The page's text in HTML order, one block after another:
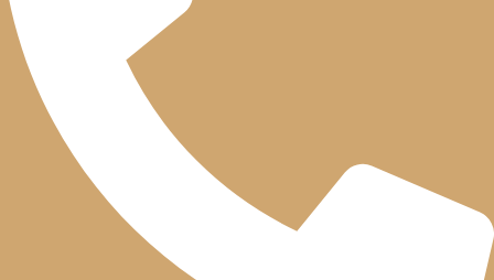
+2431 028502